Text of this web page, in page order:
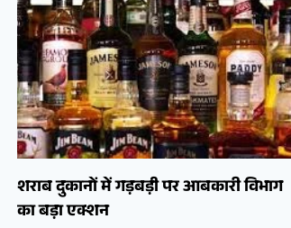
शराब दुकानों में गड़बड़ी पर आबकारी विभाग
का बड़ा एक्शन